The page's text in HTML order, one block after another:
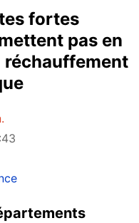
fortes
pas en
réchauffement